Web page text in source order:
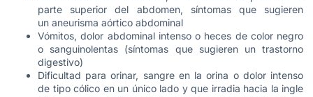
parte superior del abdomen, síntomas que sugieren
un aneurisma aórtico abdominal
Vómitos, dolor abdominal intenso o heces de color negro
o sanguinolentas (síntomas que sugieren un trastorno
digestivo)
Dificultad para orinar, sangre en la orina o dolor intenso
de tipo cólico en un único lado y que irradia hacia la ingle